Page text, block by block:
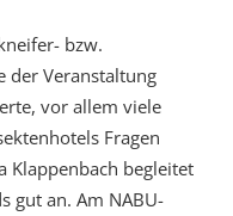
bzw.
der Veranstaltung
vor allem viele
Fragen
Klappenbach begleitet
gut an. Am NABU-